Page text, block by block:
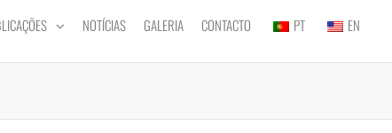
NOTÍCIAS GALERIA CONTACTO PT EN